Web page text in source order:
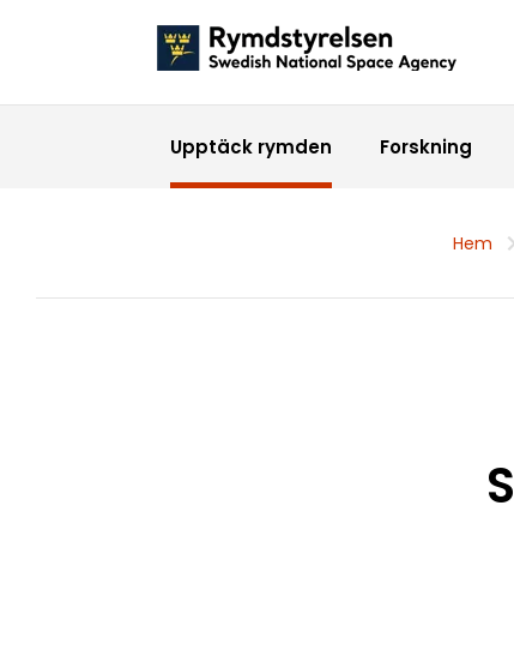
Upptäck rymden Forskning
Hem